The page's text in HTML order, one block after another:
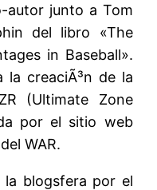
autor junto a Tom
del libro «The
in Baseball».
la creaciÃ³n de la
(Ultimate Zone
por el sitio web
WAR.
blogsfera por el